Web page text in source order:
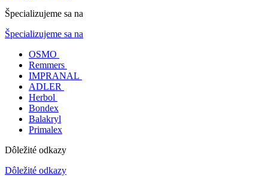
Špecializujeme sa na
Špecializujeme sa na
OSMO
Remmers
IMPRANAL
ADLER
Herbol
Bondex
Balakryl
Primalex
Dôležité odkazy
Dôležité odkazy